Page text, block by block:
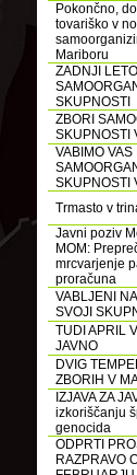
Pokončno,
tovariško v
Mariboru
ZADNJI
SKUPNOSTI
ZBORI
SKUPNOSTI
VABIMO VAS
SKUPNOSTI
Trmasto v
Javni poziv
MOM:
mrcvarjenje
proračuna
VABLJENI
SVOJI
TUDI APRIL
JAVNO
DVIG
ZBORIH V
IZJAVA ZA
izkoriščanju
genocida
ODPRTI
RAZPRAVO